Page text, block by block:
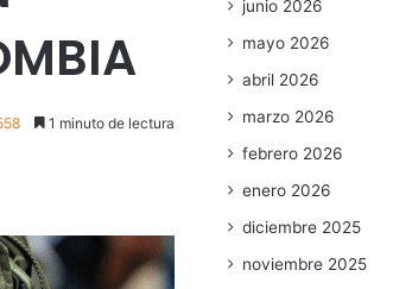
1 minuto de lectura
junio 2026
mayo 2026
abril 2026
marzo 2026
febrero 2026
enero 2026
diciembre 2025
noviembre 2025